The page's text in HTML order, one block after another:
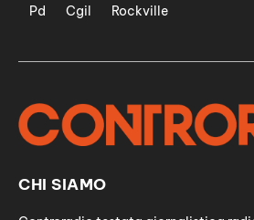
Pd
Cgil Rockville
CHI SIAMO